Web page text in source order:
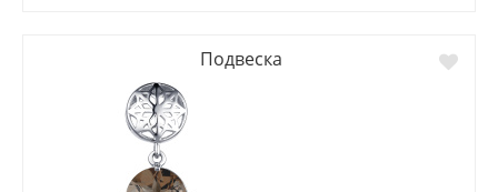
Подвеска